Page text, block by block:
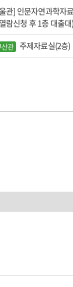
관] 인문자연과학자료
람신청 후 1층 대출대)
관 주제자료실(2층)
한류, 한국영화의
진정한 문화예술과